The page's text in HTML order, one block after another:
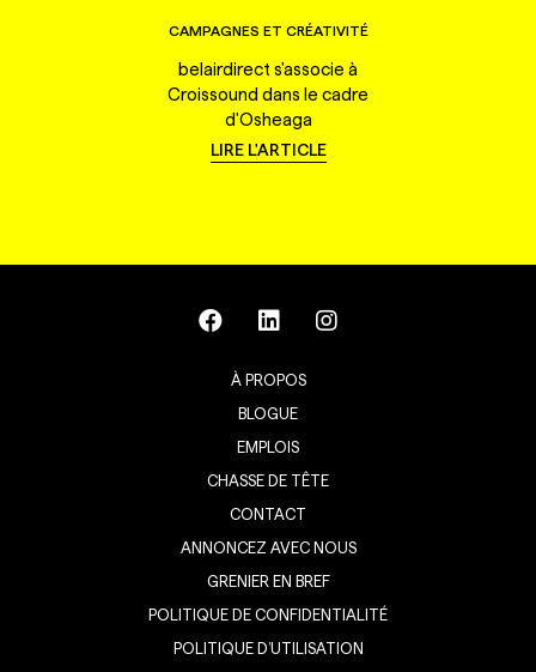
CAMPAGNES ET CRÉATIVITÉ
belairdirect s'associe à
Croissound dans le cadre
d'Osheaga
LIRE L'ARTICLE
À PROPOS
BLOGUE
EMPLOIS
CHASSE DE TÊTE
CONTACT
ANNONCEZ AVEC NOUS
GRENIER EN BREF
POLITIQUE DE CONFIDENTIALITÉ
POLITIQUE D’UTILISATION